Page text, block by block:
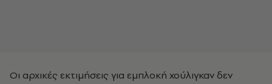
Οι αρχικές εκτιμήσεις για εμπλοκή χούλιγκαν δεν